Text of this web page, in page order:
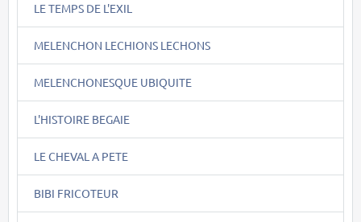
LE TEMPS DE L'EXIL
MELENCHON LECHIONS LECHONS
MELENCHONESQUE UBIQUITE
L'HISTOIRE BEGAIE
LE CHEVAL A PETE
BIBI FRICOTEUR